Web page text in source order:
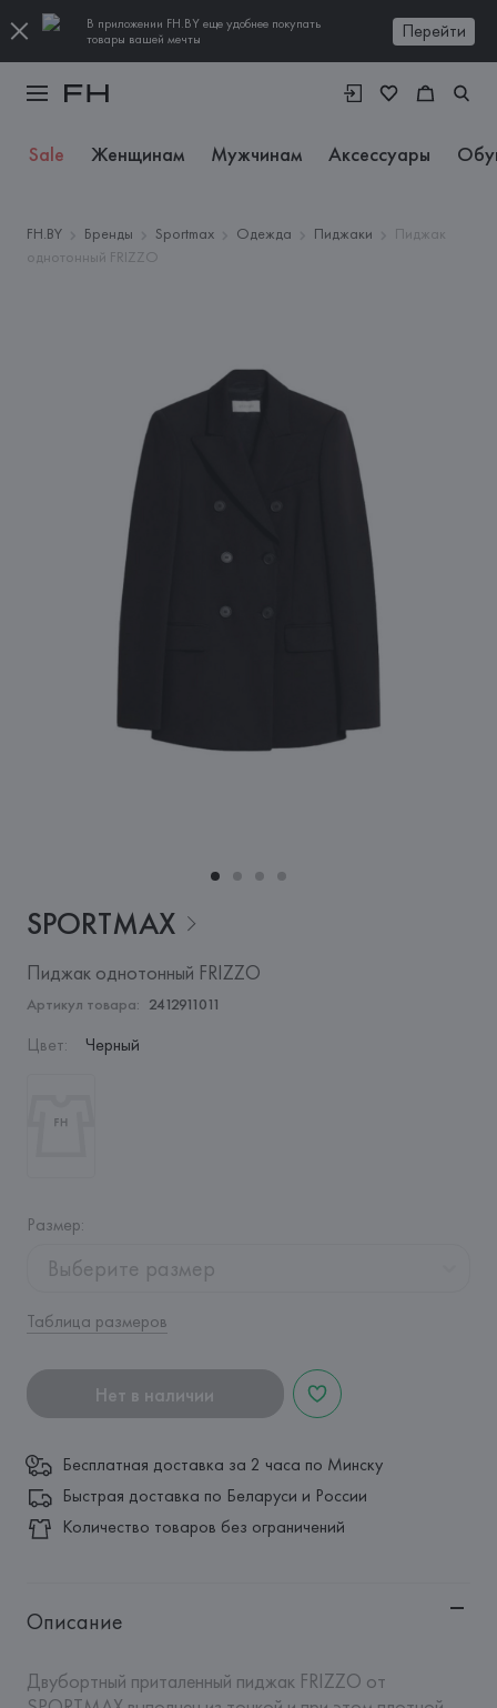
В приложении FH.BY еще удобнее покупать
товары вашей мечты
Перейти
Sale Женщинам Мужчинам Аксессуары
FH.BY Бренды Sportmax Одежда Пиджаки
Пиджак
однотонный FRIZZO
SPORTMAX
Пиджак однотонный FRIZZO
Артикул товара: 2412911011
Цвет: Черный
Размер:
Выберите размер
Таблица размеров
Нет в наличии
Бесплатная доставка за 2 часа по Минску
Быстрая доставка по Беларуси и России
Количество товаров без ограничений
Описание
Двубортный приталенный пиджак FRIZZO от